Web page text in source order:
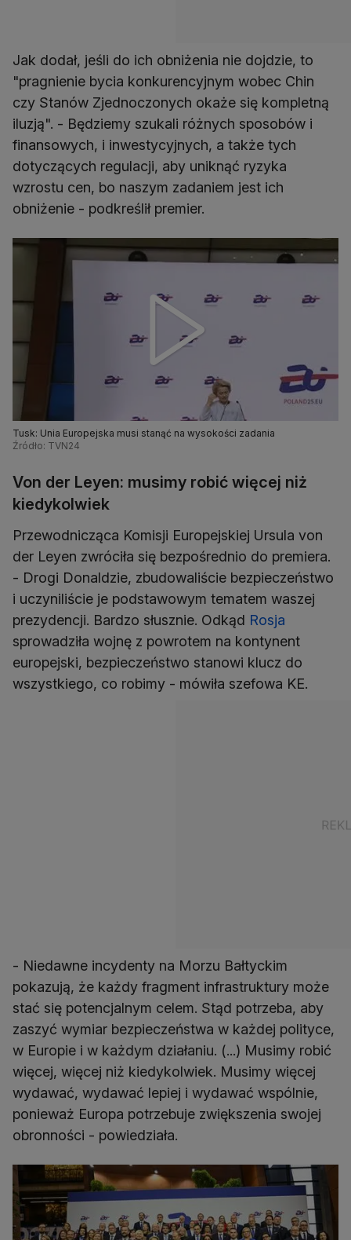
Jak dodał, jeśli do ich obniżenia nie dojdzie, to
"pragnienie bycia konkurencyjnym wobec Chin
czy Stanów Zjednoczonych okaże się kompletną
iluzją". - Będziemy szukali różnych sposobów i
finansowych, i inwestycyjnych, a także tych
dotyczących regulacji, aby uniknąć ryzyka
wzrostu cen, bo naszym zadaniem jest ich
obniżenie - podkreślił premier.
Tusk: Unia Europejska musi stanąć na wysokości zadania
Źródło: TVN24
Von der Leyen: musimy robić więcej niż
kiedykolwiek
Przewodnicząca Komisji Europejskiej Ursula von
der Leyen zwróciła się bezpośrednio do premiera.
- Drogi Donaldzie, zbudowaliście bezpieczeństwo
i uczyniliście je podstawowym tematem waszej
prezydencji. Bardzo słusznie. Odkąd Rosja
sprowadziła wojnę z powrotem na kontynent
europejski, bezpieczeństwo stanowi klucz do
wszystkiego, co robimy - mówiła szefowa KE.
- Niedawne incydenty na Morzu Bałtyckim
pokazują, że każdy fragment infrastruktury może
stać się potencjalnym celem. Stąd potrzeba, aby
zaszyć wymiar bezpieczeństwa w każdej polityce,
w Europie i w każdym działaniu. (...) Musimy robić
więcej, więcej niż kiedykolwiek. Musimy więcej
wydawać, wydawać lepiej i wydawać wspólnie,
ponieważ Europa potrzebuje zwiększenia swojej
obronności - powiedziała.